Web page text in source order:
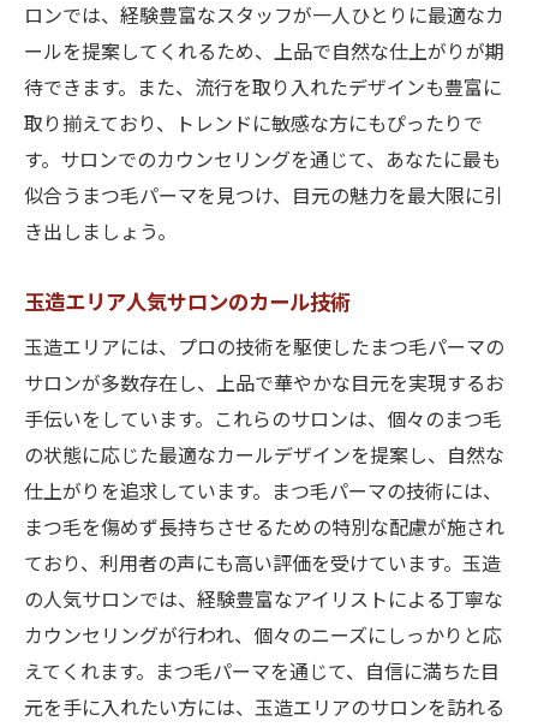
玉造で叶える華やかな目元の秘密
日常を彩るまつ毛デザインの提案
お洒落な目元で印象を変える
華やかさを保つためのアフターケア
天王寺からも近い玉造のまつ毛パーマサロン探
索
地元で人気のまつ毛パーマサロン
天王寺周辺からアクセスしやすい理由
地域密着型サロンの魅力に迫る
玉造のサロンで得る特別な体験
天王寺と玉造を結ぶ美容の架け橋
まつ毛パーマを玉造で体験上質な仕上がりの秘
密
上質な仕上がりを生む施術のこだわり
満足度の高いまつ毛パーマの特徴
玉造の名店で得られる安心と信頼
高品質を追求するサロンの選び方
ロンでは、経験豊富なスタッフが一人ひとりに最適なカ
ールを提案してくれるため、上品で自然な仕上がりが期
待できます。また、流行を取り入れたデザインも豊富に
取り揃えており、トレンドに敏感な方にもぴったりで
す。サロンでのカウンセリングを通じて、あなたに最も
似合うまつ毛パーマを見つけ、目元の魅力を最大限に引
き出しましょう。
玉造エリア人気サロンのカール技術
玉造エリアには、プロの技術を駆使したまつ毛パーマの
サロンが多数存在し、上品で華やかな目元を実現するお
手伝いをしています。これらのサロンは、個々のまつ毛
の状態に応じた最適なカールデザインを提案し、自然な
仕上がりを追求しています。まつ毛パーマの技術には、
まつ毛を傷めず長持ちさせるための特別な配慮が施され
ており、利用者の声にも高い評価を受けています。玉造
の人気サロンでは、経験豊富なアイリストによる丁寧な
カウンセリングが行われ、個々のニーズにしっかりと応
えてくれます。まつ毛パーマを通じて、自信に満ちた目
元を手に入れたい方には、玉造エリアのサロンを訪れる